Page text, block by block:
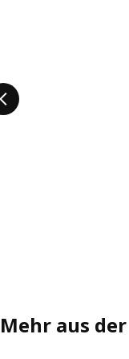
Mehr aus der